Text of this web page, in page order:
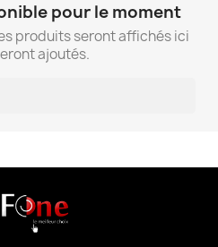
pour le moment
produits seront affichés ici
ajoutés.